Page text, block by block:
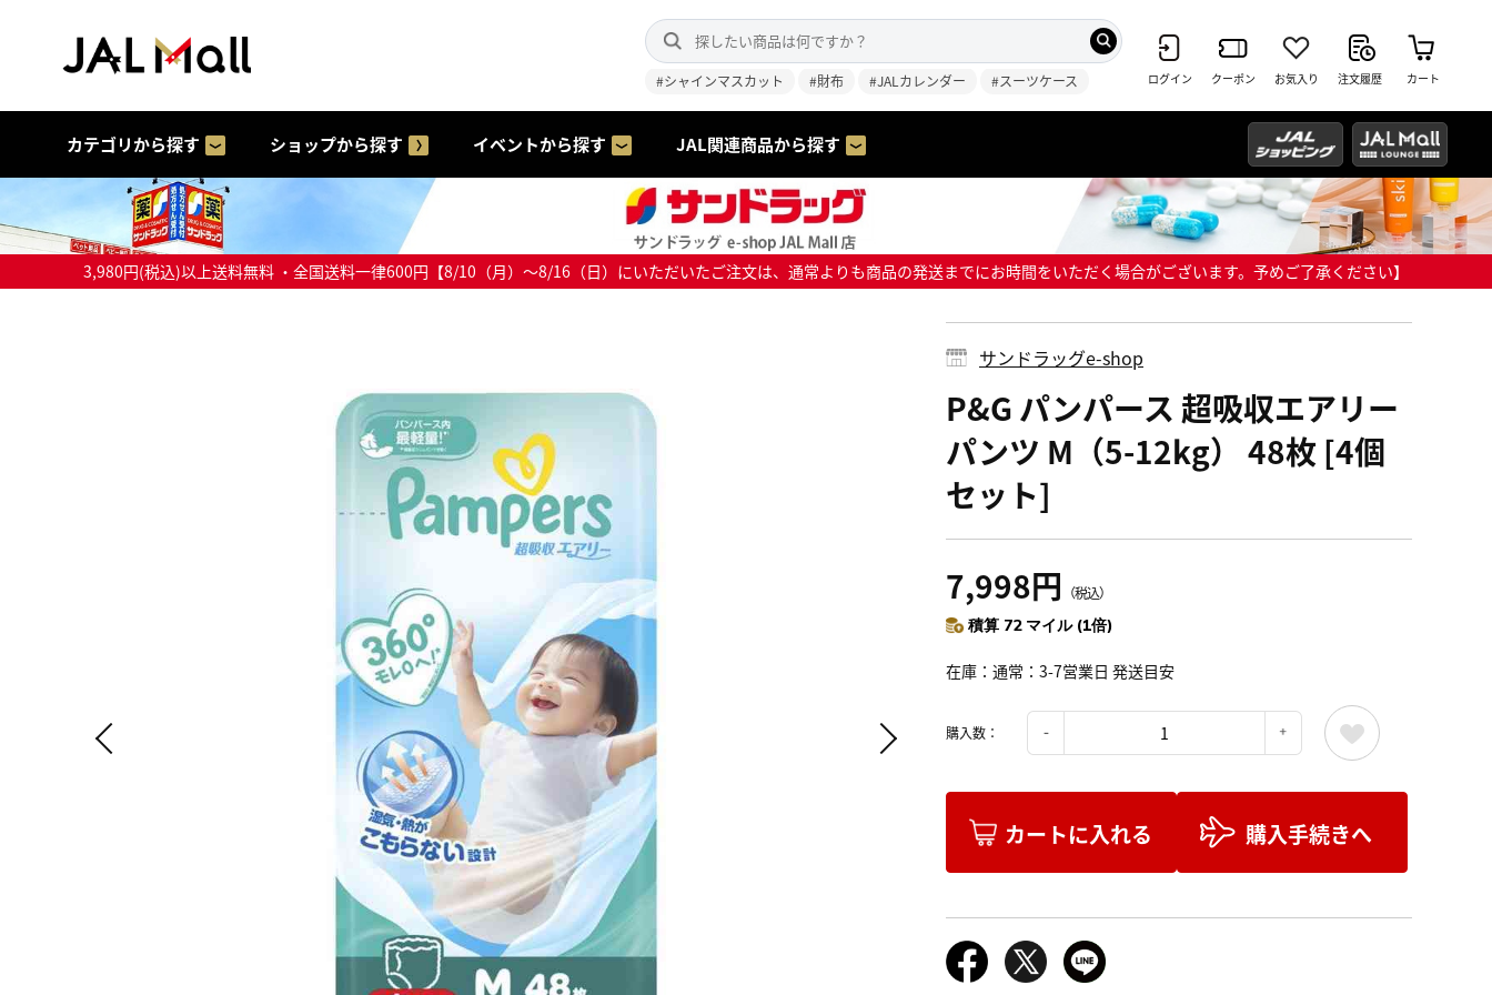
#シャインマスカット #財布 #JALカレンダー #スーツケース ログイン クーポン お気入り 注文履歴 カート
カテゴリから探す ショップから探す イベントから探す JAL関連商品から探す
3,980円(税込)以上送料無料 ・全国送料一律600円【8/10（月）～8/16（日）にいただいたご注文は、通常よりも商品の発送までにお時間をいただく場合がございます。予めご了承ください】
サンドラッグe-shop
P&G パンパース 超吸収エアリー
パンツ M（5-12kg） 48枚 [4個
セット]
7,998円 （税込）
積算 72 マイル (1倍)
在庫 通常：3-7営業日 発送目安
購入数：
カートに入れる 購入手続きへ